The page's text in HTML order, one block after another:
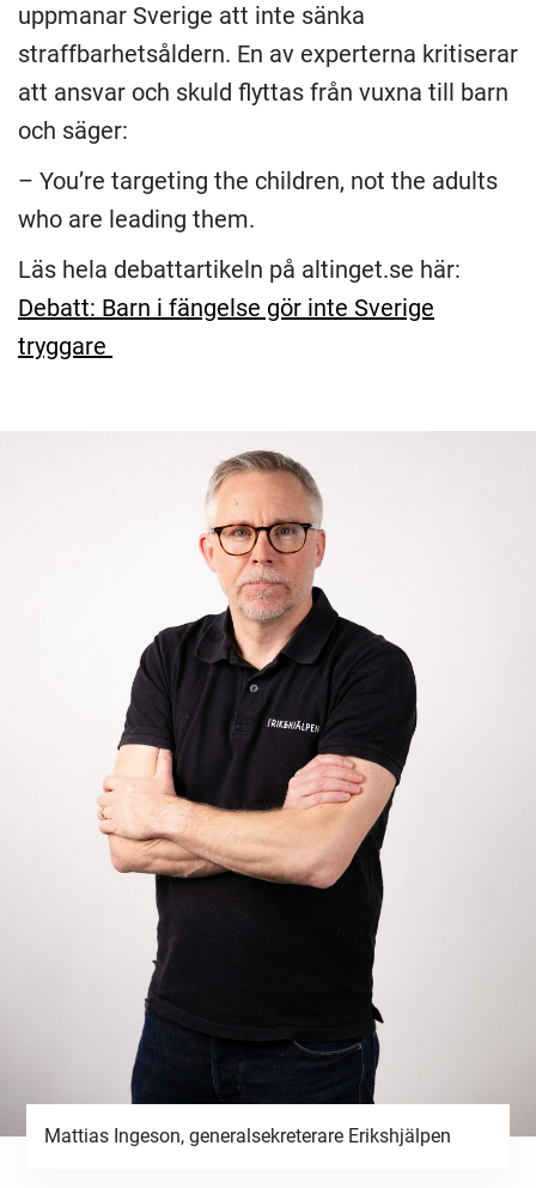
uppmanar Sverige att inte sänka
straffbarhetsåldern. En av experterna kritiserar
att ansvar och skuld flyttas från vuxna till barn
och säger:
– You’re targeting the children, not the adults
who are leading them.
Läs hela debattartikeln på altinget.se här:
Debatt: Barn i fängelse gör inte Sverige
tryggare
Mattias Ingeson, generalsekreterare Erikshjälpen